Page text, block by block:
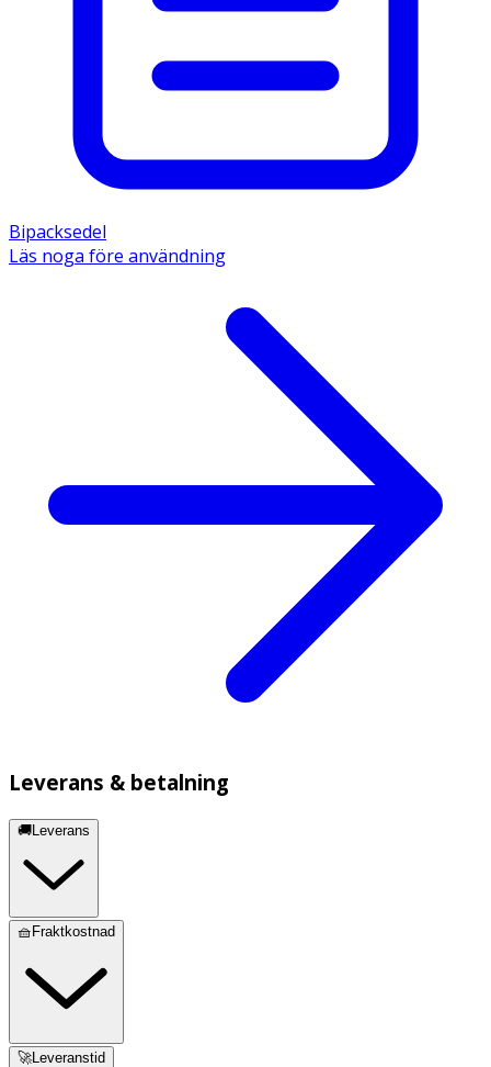
Bipacksedel
Läs noga före användning
Leverans & betalning
🚚Leverans
🧺Fraktkostnad
🚀Leveranstid